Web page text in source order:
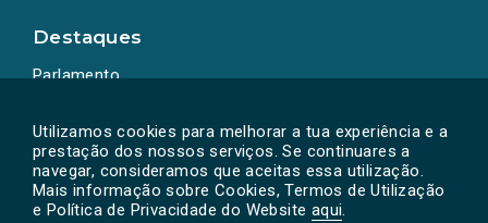
Utilizamos cookies para melhorar a tua experiência e a
prestação dos nossos serviços. Se continuares a
navegar, consideramos que aceitas essa utilização.
Mais informação sobre Cookies, Termos de Utilização
e Política de Privacidade do Website aqui.
Destaques
Parlamento